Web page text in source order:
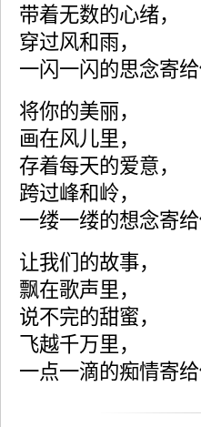
带着无数的心绪，
穿过风和雨，
一闪一闪的思念寄给
将你的美丽，
画在风儿里，
存着每天的爱意，
跨过峰和岭，
一缕一缕的想念寄给
让我们的故事，
飘在歌声里，
说不完的甜蜜，
飞越千万里，
一点一滴的痴情寄给